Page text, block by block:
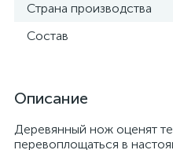
Страна производства
Состав
Описание
Деревянный нож оценят
перевоплощаться в